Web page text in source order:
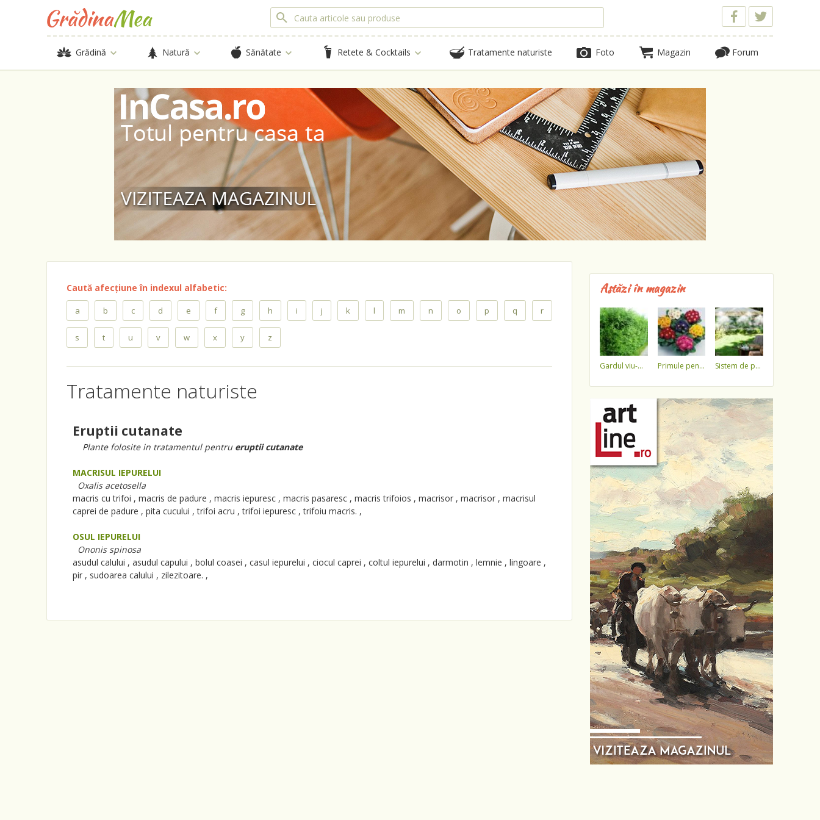
Grădină Natură Sănătate Retete & Cocktails Tratamente naturiste Foto Magazin Forum
Caută afecțiune în indexul alfabetic:
a b c d e f g h i j k l m n o p q r
s t u v w x y z
Tratamente naturiste
Eruptii cutanate
Plante folosite in tratamentul pentru eruptii cutanate
MACRISUL IEPURELUI
Oxalis acetosella
macris cu trifoi , macris de padure , macris iepuresc , macris pasaresc , macris trifoios , macrisor , macrisor , macrisul
caprei de padure , pita cucului , trifoi acru , trifoi iepuresc , trifoiu macris. ,
OSUL IEPURELUI
Ononis spinosa
asudul calului , asudul capului , bolul coasei , casul iepurelui , ciocul caprei , coltul iepurelui , darmotin , lemnie , lingoare ,
pir , sudoarea calului , zilezitoare. ,
Astăzi în magazin
gardul viu-minune! primule pentru 1 martie 3,5 lei / ghiveci !!!! sistem de pulverizare a apei